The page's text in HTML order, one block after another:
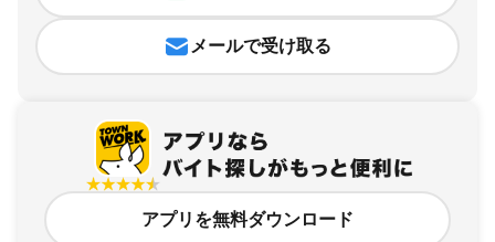
メールで受け取る
アプリを無料ダウンロード